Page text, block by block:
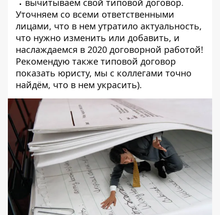
вычитываем свой типовой договор.
Уточняем со всеми ответственными
лицами, что в нем утратило актуальность,
что нужно изменить или добавить, и
наслаждаемся в 2020 договорной работой!
Рекомендую также типовой договор
показать юристу, мы с коллегами точно
найдём, что в нем украсить).